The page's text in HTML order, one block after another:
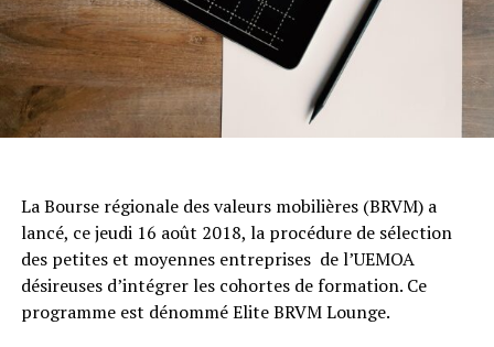
La Bourse régionale des valeurs mobilières (BRVM) a
lancé, ce jeudi 16 août 2018, la procédure de sélection
des petites et moyennes entreprises de l’UEMOA
désireuses d’intégrer les cohortes de formation. Ce
programme est dénommé Elite BRVM Lounge.